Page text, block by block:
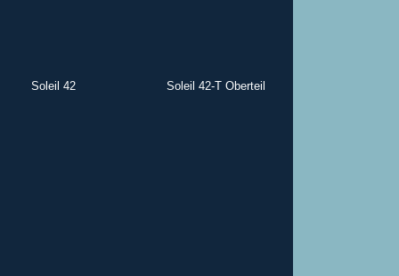
Soleil 42 Soleil 42-T Oberteil